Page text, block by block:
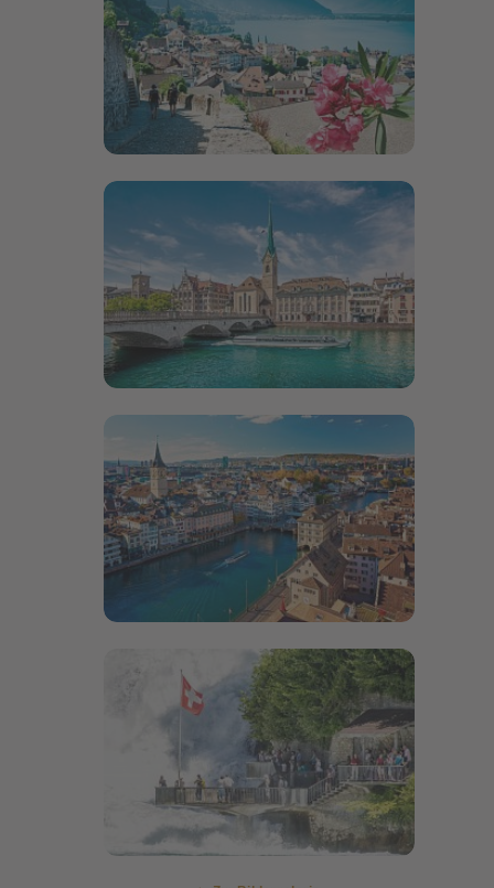
Bildergalerie öffnen
Bildergalerie öffnen
Bildergalerie öffnen
Bildergalerie öffnen